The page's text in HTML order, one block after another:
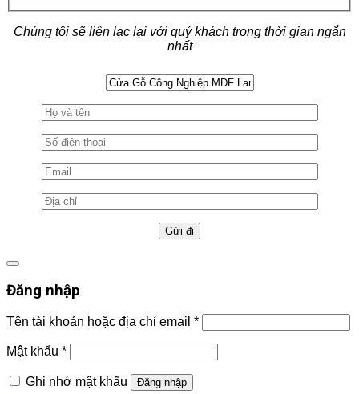
Chúng tôi sẽ liên lạc lại với quý khách trong thời gian ngắn
nhất
Đăng nhập
Tên tài khoản hoặc địa chỉ email *
Mật khẩu *
Ghi nhớ mật khẩu Đăng nhập